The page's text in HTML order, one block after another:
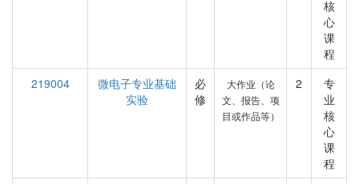
核
心
课
程
219004
微电子专业基础
实验
必
修
大作业（论
文、报告、项
目或作品等）
2
专
业
核
心
课
程